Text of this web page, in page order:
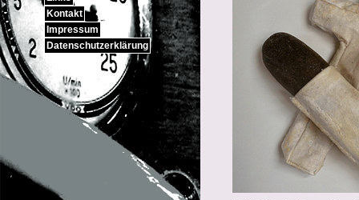
Kontakt
Impressum
Datenschutzerklärung